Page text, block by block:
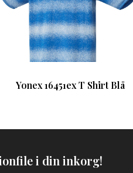
Yonex 16451ex T Shirt Blå
i din inkorg!